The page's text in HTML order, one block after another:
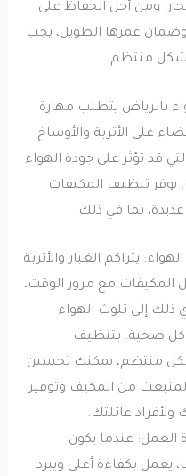
أجل الحفاظ على
عمرها الطويل، يجب
منتظم.
يتطلب مهارة
الأتربة والأوساخ
قد تؤثر على جودة الهواء
تنظيف المكيفات
بما في ذلك:
يتراكم الغبار والأتربة
مع مرور الوقت،
إلى تلوث الهواء
بتنظيف
يمكنك تحسين
من المكيف وتوفير
عائلتك.
عندما يكون
بكفاءة أعلى ويبرد